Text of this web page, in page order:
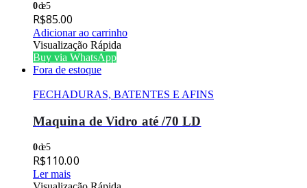
0de 5
R$85.00
Adicionar ao carrinho
Visualização Rápida
Buy via WhatsApp
Fora de estoque
FECHADURAS, BATENTES E AFINS
Maquina de Vidro até /70 LD
0de 5
R$110.00
Ler mais